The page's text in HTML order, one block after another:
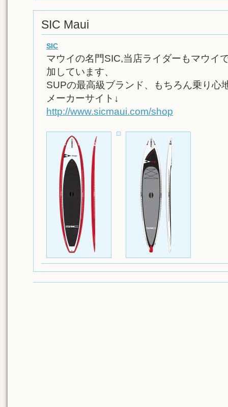
SIC Maui
SIC
マウイの名門SIC,当店ライダーもマウイ
加しています、
SUPの最高級ブランド、もちろん乗り心
メーカーサイト↓
http://www.sicmaui.com/shop